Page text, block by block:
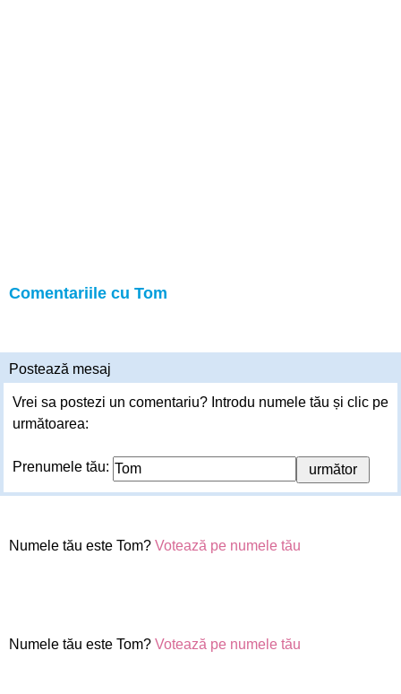
Comentariile cu Tom
Postează mesaj
Vrei sa postezi un comentariu? Introdu numele tău și clic pe
următoarea:
Prenumele tău:
Numele tău este Tom? Votează pe numele tău
Numele tău este Tom? Votează pe numele tău